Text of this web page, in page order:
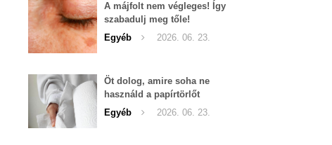
A májfolt nem végleges! Így
szabadulj meg tőle!
Egyéb
2026. 06. 23.
Öt dolog, amire soha ne
használd a papírtörlőt
Egyéb
2026. 06. 23.